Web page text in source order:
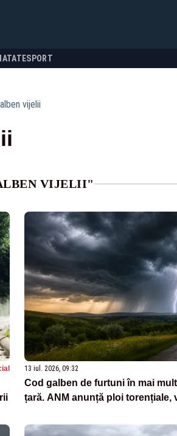
SPORT
vijelii
VIJELII"
13 iul. 2026, 09:32
Cod galben de furtuni în mai
țară. ANM anunță ploi torențiale,